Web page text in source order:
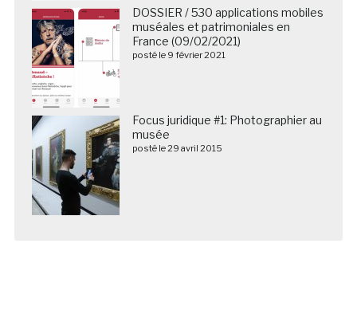
DOSSIER / 530 applications mobiles
muséales et patrimoniales en
France (09/02/2021)
posté le 9 février 2021
Focus juridique #1: Photographier au
musée
posté le 29 avril 2015